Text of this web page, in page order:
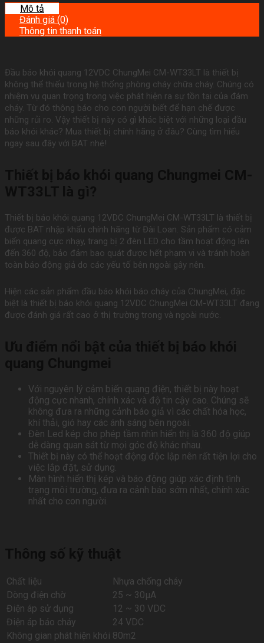
Mô tả
Đánh giá (0)
Thông tin thanh toán
Đầu báo khói quang 12VDC ChungMei CM-WT33LT là thiết bị
không thể thiếu trong hệ thống phòng cháy chữa cháy. Chúng có
nhiệm vụ quan trọng trong việc phát hiện ra sự tồn tại của đám
cháy. Từ đó thông báo cho con người biết để hạn chế được
những rủi ro. Vậy thiết bị này có gì khác biệt với những loại đầu
báo khói khác? Mua thiết bị chính hãng ở đâu? Cùng tìm hiểu
ngay sau đây với BAT nhé!
Thiết bị báo khói quang 12VDC ChungMei CM-WT33LT là thiết bị
được BAT nhập khẩu chính hãng từ Đài Loan. Sản phẩm có cảm
biến quang cực nhạy, trang bị 2 đèn LED cho tầm hoạt động lên
đến 360 độ, bảo đảm bao quát được hết phạm vi và tránh hoàn
toàn báo động giả do các yếu tố bên ngoài gây nên.
Hiện các sản phẩm đầu báo khói báo cháy của ChungMei, đặc
biệt là thiết bị báo khói quang 12VDC ChungMei CM-WT33LT đang
được đánh giá rất cao ở thị trường trong và ngoài nước.
Với nguyên lý cảm biến quang điện, thiết bị này hoạt
động cực nhanh, chính xác và độ tin cậy cao. Chúng sẽ
không đưa ra những cảnh báo giả vì các chất hóa học,
khí thải, gió hay các ánh sáng bên ngoài.
Đèn Led kép cho phép tầm nhìn hiển thị là 360 độ giúp
dễ dàng quan sát từ mọi góc độ khác nhau.
Thiết bị này có thể hoạt động độc lập nên rất tiện lợi cho
việc lắp đặt, sử dụng.
Màn hình hiển thị kép và báo động giúp xác định tình
trạng môi trường, đưa ra cảnh báo sớm nhất, chính xác
nhất cho con người.
Chất liệu
Nhựa chống cháy
Dòng điện chờ
25 ~ 30µA
Điện áp sử dụng
12 ~ 30 VDC
Điện áp báo cháy
24 VDC
Không gian phát hiện khói 80m2